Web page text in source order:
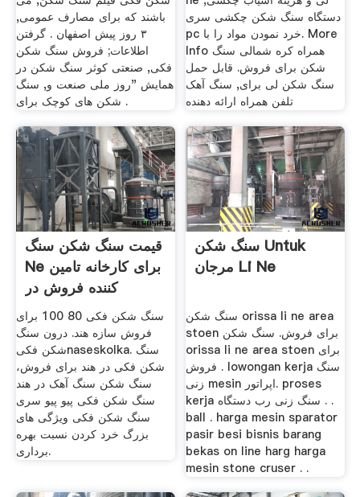
باشند که برای مصارف عمومی,
۳ روز پیش اصفهان . گرفتن
اطلاعات; فروش سنگ شکن
فکی, صنعتی کوثر سنگ شکن در
همایش "روز ملی صنعت و, سنگ
شکن های کوچک برای .
دستگاه سنگ شکن چکشی سری
pc خرد نمودن مواد را با. More
Info همراه کره شمالی سنگ
شکن برای فروش. قابل حمل
سنگ شکن لی برای, سنگ آهک
تلفن همراه ارائه دهنده
قیمت سنگ شکن سنگ
Ne برای کارخانه تامین
کننده فروش در
سنگ شکن فکی 80 100 برای
فروش سازه هند. درون سنگ
شکن فکیnaseskolka. سنگ
شکن فکی در هند برای فروش،
سنگ شکن سنگ آهک در هند
سنگ شکن فکی پیو پیو سری
سنگ شکن فکی ویژگی های
بزرگ خرد کردن نسبت بهره
برداری.
سنگ شکن Untuk
مرجان Li Ne
سنگ شکن orissa li ne area
stoen برای فروش. سنگ شکن
orissa li ne area stoen برای
فروش . lowongan kerja سنگ
زنی mesin اپراتور. proses
kerja سنگ زنی رب دستگاه . .
ball . harga mesin sparator
pasir besi bisnis barang
bekas on line harg harga
mesin stone cruser . .